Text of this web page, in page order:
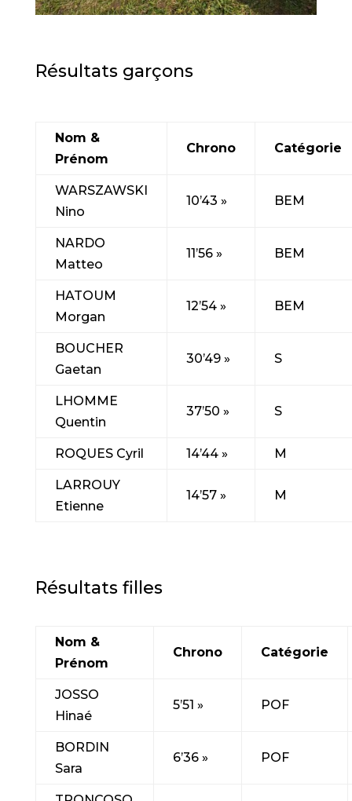
Résultats garçons
Nom &
Prénom
Chrono Catégorie
WARSZAWSKI
Nino
10’43 » BEM
NARDO
Matteo
11’56 » BEM
HATOUM
Morgan
12’54 » BEM
BOUCHER
Gaetan
30’49 » S
LHOMME
Quentin
37’50 » S
ROQUES Cyril 14’44 » M
LARROUY
Etienne
14’57 » M
Résultats filles
Nom &
Prénom
Chrono Catégorie
JOSSO
Hinaé
5’51 » POF
BORDIN
Sara
6’36 » POF